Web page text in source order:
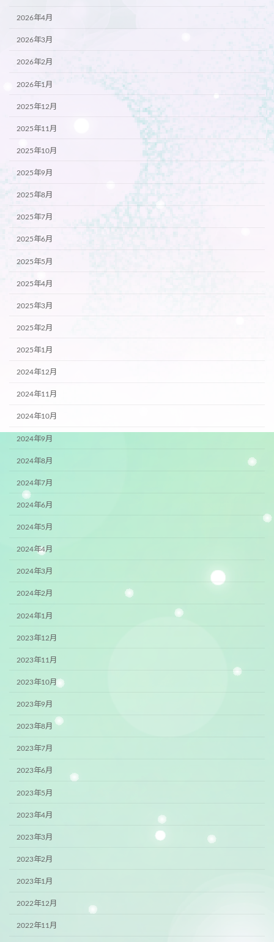
2026年4月
2026年3月
2026年2月
2026年1月
2025年12月
2025年11月
2025年10月
2025年9月
2025年8月
2025年7月
2025年6月
2025年5月
2025年4月
2025年3月
2025年2月
2025年1月
2024年12月
2024年11月
2024年10月
2024年9月
2024年8月
2024年7月
2024年6月
2024年5月
2024年4月
2024年3月
2024年2月
2024年1月
2023年12月
2023年11月
2023年10月
2023年9月
2023年8月
2023年7月
2023年6月
2023年5月
2023年4月
2023年3月
2023年2月
2023年1月
2022年12月
2022年11月